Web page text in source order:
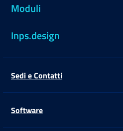
Moduli
Inps.design
Sedi e Contatti
Software